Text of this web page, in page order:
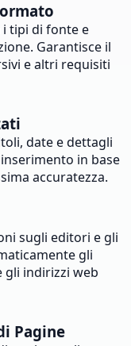
tipi di fonte e
Garantisce il
e altri requisiti
date e dettagli
in base
accuratezza.
sugli editori e gli
gli
gli indirizzi web
Pagine